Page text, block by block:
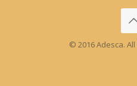
© 2016 Adesca.